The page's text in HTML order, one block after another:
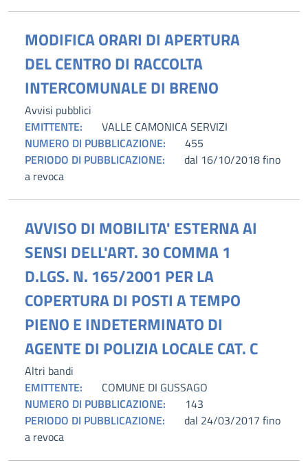
MODIFICA ORARI DI APERTURA
DEL CENTRO DI RACCOLTA
INTERCOMUNALE DI BRENO
Avvisi pubblici
EMITTENTE:
VALLE CAMONICA SERVIZI
NUMERO DI PUBBLICAZIONE:
455
PERIODO DI PUBBLICAZIONE:
dal 16/10/2018 fino
a revoca
AVVISO DI MOBILITA' ESTERNA AI
SENSI DELL'ART. 30 COMMA 1
D.LGS. N. 165/2001 PER LA
COPERTURA DI POSTI A TEMPO
PIENO E INDETERMINATO DI
AGENTE DI POLIZIA LOCALE CAT. C
Altri bandi
EMITTENTE:
COMUNE DI GUSSAGO
NUMERO DI PUBBLICAZIONE:
143
PERIODO DI PUBBLICAZIONE:
dal 24/03/2017 fino
a revoca